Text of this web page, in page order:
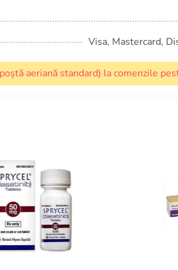
Visa, Mastercard,
aeriană standard) la comenzile